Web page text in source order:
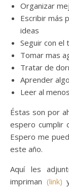
Organizar
Escribir más
ideas
Seguir con el
Tomar mas
Tratar de
Aprender
Leer al
Éstas son por
espero cumplir
Espero me
este año.
Aquí les
impriman (link)